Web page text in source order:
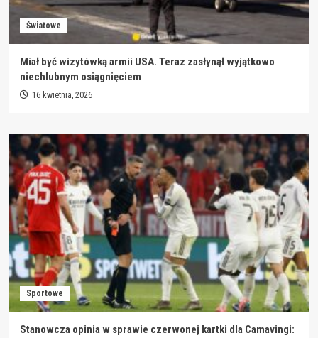
Światowe
Miał być wizytówką armii USA. Teraz zasłynął wyjątkowo
niechlubnym osiągnięciem
16 kwietnia, 2026
Sportowe
Stanowcza opinia w sprawie czerwonej kartki dla Camavingi: